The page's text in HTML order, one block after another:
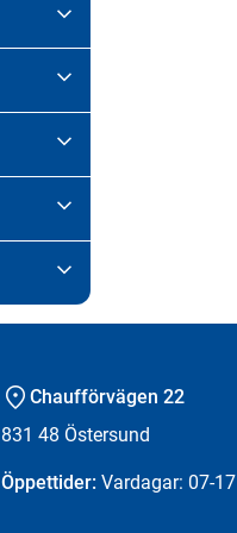
Chaufförvägen 22
831 48 Östersund
Öppettider: Vardagar: 07-17